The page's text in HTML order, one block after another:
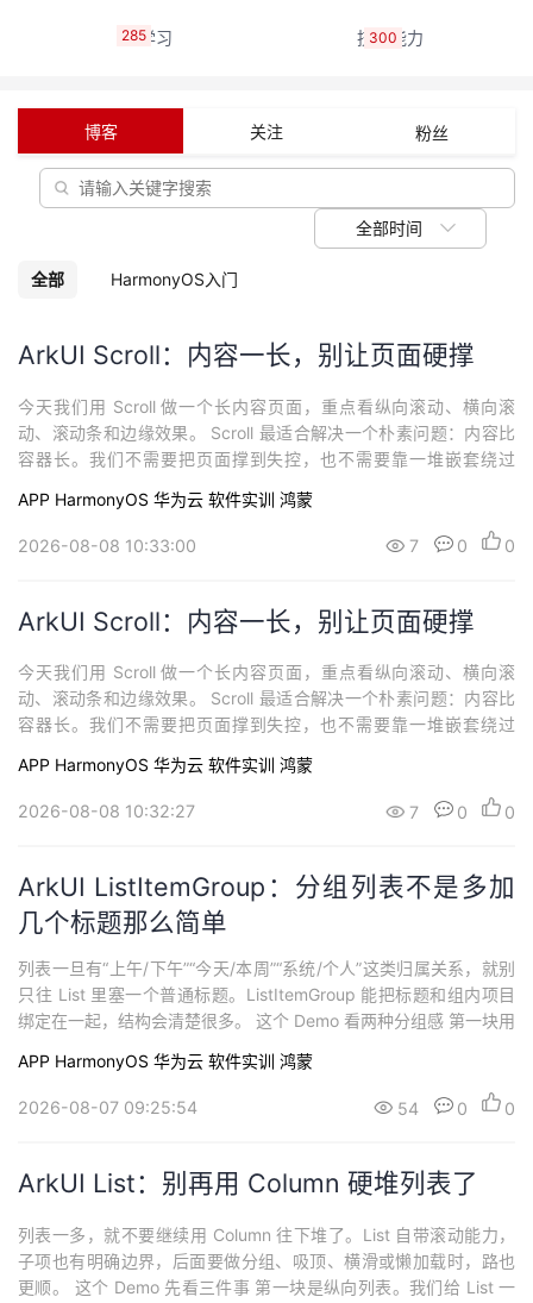
动
关
我
的
发
学
堂
我
课
程
的
认
我
的
我
我
Programs
的
持
我
的
术
支
持
我
云
声
建
300
285
博客 关注 粉丝
全部时间
全部 HarmonyOS入门
ArkUI Scroll：内容一长，别让页面硬撑
今天我们用 Scroll 做一个长内容页面，重点看纵向滚动、横向滚
动、滚动条和边缘效果。 Scroll 最适合解决一个朴素问题：内容比
容器长。我们不需要把页面撑到失控，也不需要靠一堆嵌套绕过
块是纵向滚动。外层 Scroll 定高，内部 Column
APP HarmonyOS 华为云 软件实训 鸿蒙
2026-08-08 10:33:00 7 0 0
ArkUI Scroll：内容一长，别让页面硬撑
今天我们用 Scroll 做一个长内容页面，重点看纵向滚动、横向滚
动、滚动条和边缘效果。 Scroll 最适合解决一个朴素问题：内容比
容器长。我们不需要把页面撑到失控，也不需要靠一堆嵌套绕过
块是纵向滚动。外层 Scroll 定高，内部 Column
APP HarmonyOS 华为云 软件实训 鸿蒙
2026-08-08 10:32:27 7 0 0
ArkUI ListItemGroup：分组列表不是多加
几个标题那么简单
列表一旦有“上午/下午”“今天/本周”“系统/个人”这类归属关系，就别
只往 List 里塞一个普通标题。ListItemGroup 能把标题和组内项目
绑定在一起，结构会清楚很多。 这个 Demo 看两种分组感 第一块用
APP HarmonyOS 华为云 软件实训 鸿蒙
2026-08-07 09:25:54 54 0 0
ArkUI List：别再用 Column 硬堆列表了
列表一多，就不要继续用 Column 往下堆了。List 自带滚动能力，
子项也有明确边界，后面要做分组、吸顶、横滑或懒加载时，路也
更顺。 这个 Demo 先看三件事 第一块是纵向列表。我们给 List 一